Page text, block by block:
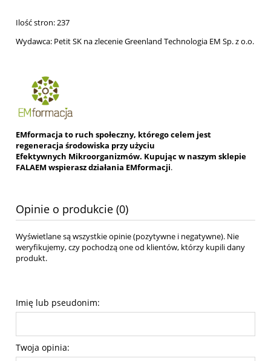
Ilość stron: 237
Wydawca: Petit SK na zlecenie Greenland Technologia EM Sp. z o.o.
EMformacja to ruch społeczny, którego celem jest
regeneracja środowiska przy użyciu
Efektywnych Mikroorganizmów. Kupując w naszym sklepie
FALAEM wspierasz działania EMformacji.
Opinie o produkcie (0)
Wyświetlane są wszystkie opinie (pozytywne i negatywne). Nie
weryfikujemy, czy pochodzą one od klientów, którzy kupili dany
produkt.
Imię lub pseudonim:
Twoja opinia: